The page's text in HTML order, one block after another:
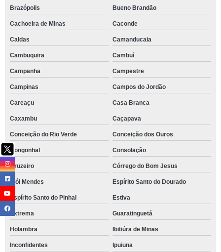
Brazópolis Bueno Brandão
Cachoeira de Minas Caconde
Caldas Camanducaia
Cambuquira Cambuí
Campanha Campestre
Campinas Campos do Jordão
Careaçu Casa Branca
Caxambu Caçapava
Conceição do Rio Verde Conceição dos Ouros
Congonhal Consolação
Cruzeiro Córrego do Bom Jesus
Elói Mendes Espírito Santo do Dourado
Espírito Santo do Pinhal Estiva
Extrema Guaratinguetá
Holambra Ibitiúra de Minas
Inconfidentes Ipuiuna